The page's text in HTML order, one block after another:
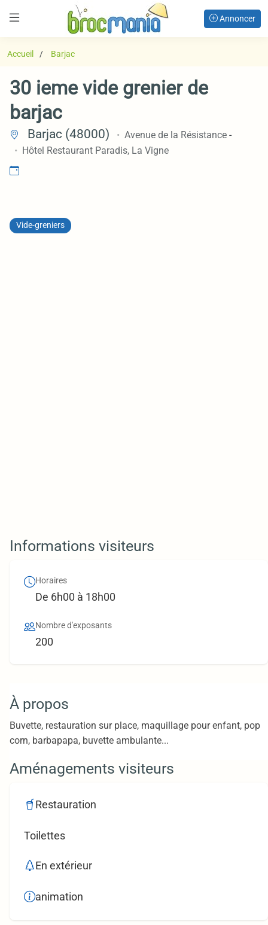
Annoncer
Accueil Barjac
30 ieme vide grenier de
barjac
Barjac (48000) Avenue de la Résistance -
Hôtel Restaurant Paradis, La Vigne
Vide-greniers
Informations visiteurs
Horaires
De 6h00 à 18h00
Nombre d'exposants
200
À propos
Buvette, restauration sur place, maquillage pour enfant, pop
corn, barbapapa, buvette ambulante...
Aménagements visiteurs
Restauration
Toilettes
En extérieur
animation